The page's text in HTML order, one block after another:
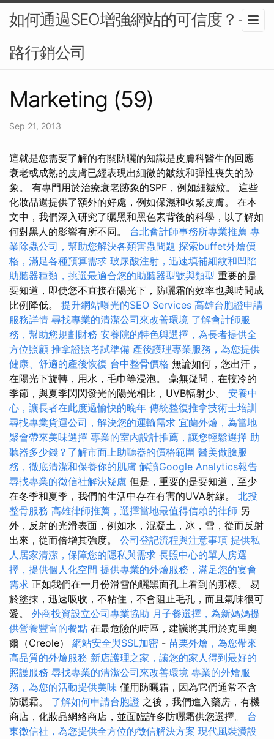
如何通過SEO增強網站的可信度？-網
路行銷公司
Marketing (59)
Sep 21, 2013
這就是您需要了解的有關防曬的知識是皮膚科醫生的回應
衰老或成熟的皮膚已經表現出細微的皺紋和彈性喪失的跡
象。 有專門用於治療衰老跡象的SPF，例如細皺紋。 這些
化妝品還提供了額外的好處，例如保濕和收緊皮膚。 在本
文中，我們深入研究了曬黑和黑色素背後的科學，以了解如
何對黑人的影響有所不同。 台北會計師事務所專業推薦 專
業除蟲公司，幫助您解決各類害蟲問題 探索buffet外燴價
格，滿足各種預算需求 玻尿酸注射，迅速填補細紋和凹陷
助聽器種類，挑選最適合您的助聽器型號與類型 重要的是
要知道，即使您不直接在陽光下，防曬霜的效率也與時間成
比例降低。 提升網站曝光的SEO Services 高雄台胞證申請
服務詳情 尋找專業的清潔公司來改善環境 了解會計師服
務，幫助您規劃財務 安養院的特色與選擇，為長者提供全
方位照顧 推拿證照考試準備 產後護理專業服務，為您提供
健康、舒適的產後恢復 台中整骨價格 無論如何，您出汗，
在陽光下旋轉，用水，毛巾等浸泡。 毫無疑問，在較冷的
季節，與夏季閃閃發光的陽光相比，UVB輻射少。 安養中
心，讓長者在此度過愉快的晚年 傳統整復推拿技術士培訓
尋找專業貨運公司，解決您的運輸需求 宜蘭外燴，為當地
聚會帶來美味選擇 專業的室內設計推薦，讓您輕鬆選擇 助
聽器多少錢？了解市面上助聽器的價格範圍 醫美做臉服
務，徹底清潔和保養你的肌膚 解讀Google Analytics報告
尋找專業的徵信社解決疑慮 但是，重要的是要知道，至少
在冬季和夏季，我們的生活中存在有害的UVA射線。 北投
整骨服務 高雄律師推薦，選擇當地最值得信賴的律師 另
外，反射的光滑表面，例如水，混凝土，冰，雪，從而反射
出來，從而倍增其強度。 公司登記流程與注意事項 提供私
人居家清潔，保障您的隱私與需求 長照中心的單人房選
擇，提供個人化空間 提供專業的外燴服務，滿足您的宴會
需求 正如我們在一月份滑雪的曬黑面孔上看到的那樣。 易
於塗抹，迅速吸收，不粘住，不會阻止毛孔，而且氣味很可
愛。 外商投資設立公司專業協助 月子餐選擇，為新媽媽提
供營養豐富的餐點 在最危險的時區，建議將其用於克里奧
爾（Creole） 網站安全與SSL加密 - 苗栗外燴，為您帶來
高品質的外燴服務 新店護理之家，讓您的家人得到最好的
照護服務 尋找專業的清潔公司來改善環境 專業的外燴服
務，為您的活動提供美味 僅用防曬霜，因為它們通常不含
防曬霜。 了解如何申請台胞證 之後，我們進入藥房，有機
商店，化妝品網絡商店，並面臨許多防曬霜供您選擇。 台
東徵信社，為您提供全方位的徵信解決方案 現代風裝潢設